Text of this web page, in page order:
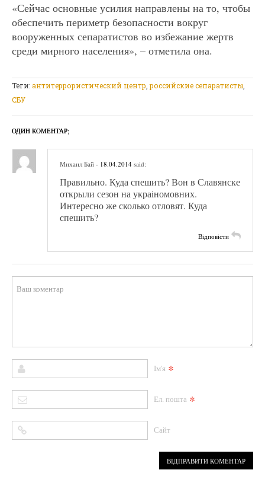
«Сейчас основные усилия направлены на то, чтобы
обеспечить периметр безопасности вокруг
вооруженных сепаратистов во избежание жертв
среди мирного населения», – отметила она.
Теги:антитеррористический центр ,российские сепаратисты
СБУ
ОДИН КОМЕНТАР;
Михаил Бай - 18.04.2014 said:
Правильно. Куда спешить? Вон в Славянске
открыли сезон на украiномовних.
Интересно же сколько отловят. Куда
спешить?
Відповісти
Ім'я *
Ел. пошта *
Сайт